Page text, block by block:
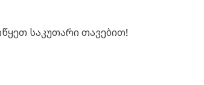
საკუთარი თავებით!